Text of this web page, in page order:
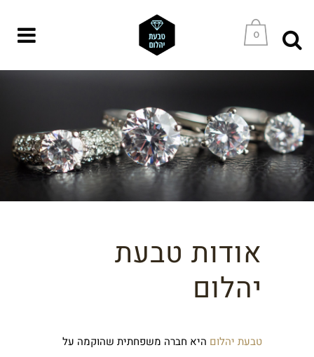
0
אודות טבעת
יהלום
טבעת יהלום היא חברה משפחתית שהוקמה על